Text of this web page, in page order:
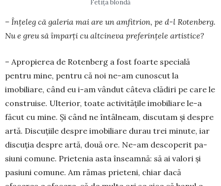
Fetița blondă
– Înțeleg că galeria mai are un amfitrion, pe d-l Roten­berg.
Nu e greu să îm­parți cu altcineva pre­ferințele artistice?
– Apropierea de Rotenberg a fost foarte spe­cială
pentru mine, pentru că noi ne-am cunoscut la
imobiliare, când eu i-am vândut câteva clă­diri pe care le
construise. Ulterior, toate acti­vită­țile imobiliare le-a
făcut cu mine. Și când ne întâlneam, discutam și despre
artă. Discu­ții­le despre imobiliare durau trei minute, iar
dis­cuția despre artă, două ore. Ne-am desco­perit pa­
siuni comune. Prietenia asta înseam­nă: să ai valori și
pasiuni comune. Am rămas prie­teni, chiar dacă